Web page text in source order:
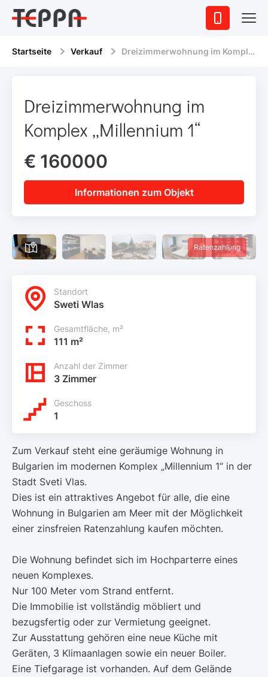
Startseite Verkauf Dreizimmerwohnung im Komplex „Millennium 1“
Dreizimmerwohnung im
Komplex „Millennium 1“
€ 160000
Informationen zum Objekt
Ratenzahlung
Standort
Sweti Wlas
Gesamtfläche, m²
111 m²
Anzahl der Zimmer
3 Zimmer
Geschoss
1
Zum Verkauf steht eine geräumige Wohnung in
Bulgarien im modernen Komplex „Millennium 1“ in der
Stadt Sveti Vlas.
Dies ist ein attraktives Angebot für alle, die eine
Wohnung in Bulgarien am Meer mit der Möglichkeit
einer zinsfreien Ratenzahlung kaufen möchten.
Die Wohnung befindet sich im Hochparterre eines
neuen Komplexes.
Nur 100 Meter vom Strand entfernt.
Die Immobilie ist vollständig möbliert und
bezugsfertig oder zur Vermietung geeignet.
Zur Ausstattung gehören eine neue Küche mit
Geräten, 3 Klimaanlagen sowie ein neuer Boiler.
Eine Tiefgarage ist vorhanden. Auf dem Gelände